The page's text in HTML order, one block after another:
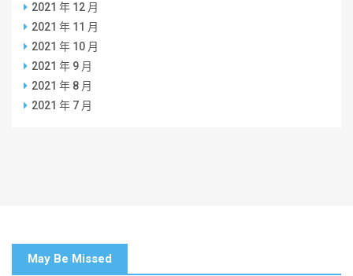
2021 年 12 月
2021 年 11 月
2021 年 10 月
2021 年 9 月
2021 年 8 月
2021 年 7 月
May Be Missed